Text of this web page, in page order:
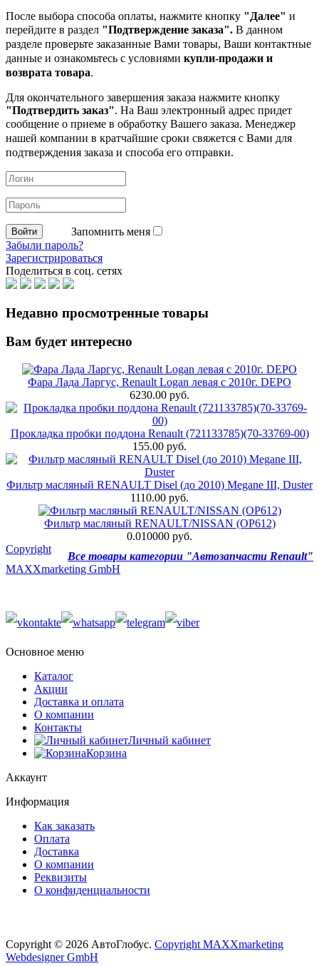
После выбора способа оплаты, нажмите кнопку "Далее" и
перейдите в раздел "Подтверждение заказа". В данном
разделе проверьте заказанные Вами товары, Ваши контактные
данные и ознакомьтесь с условиями купли-продажи и
возврата товара.
Для окончательного завершения заказа нажмите кнопку
"Подтвердить заказ". На Ваш электронный адрес придет
сообщение о приеме в обработку Вашего заказа. Менеджер
нашей компании в кратчайшие сроки свяжется с Вами для
подтверждения заказа и способа его отправки.
Запомнить меня
Забыли пароль?
Зарегистрироваться
Поделиться в соц. сетях
Недавно просмотренные товары
Вам будет интересно
Фара Лада Ларгус, Renault Logan левая с 2010г. DEPO
6230.00 руб.
Прокладка пробки поддона Renault (721133785)(70-33769-00)
155.00 руб.
Фильтр масляный RENAULT Disel (до 2010) Megane III, Duster
1110.00 руб.
Фильтр масляный RENAULT/NISSAN (OP612)
0.010000 руб.
Все товары категории "Автозапчасти Renault"
Copyright
MAXXmarketing GmbH
Основное меню
Каталог
Акции
Доставка и оплата
О компании
Контакты
Личный кабинет
Корзина
Аккаунт
Информация
Как заказать
Оплата
Доставка
О компании
Реквизиты
О конфиденциальности
Copyright © 2026 АвтоГлобус. Copyright MAXXmarketing
Webdesigner GmbH